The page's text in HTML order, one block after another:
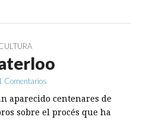
Comentarios
aparecido centenares de
sobre el procés que ha